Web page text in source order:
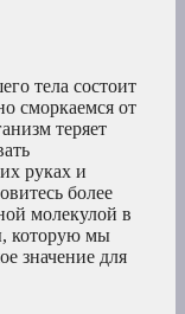
тела состоит
сморкаемся от
теряет
руках и
более
молекулой в
которую мы
значение для